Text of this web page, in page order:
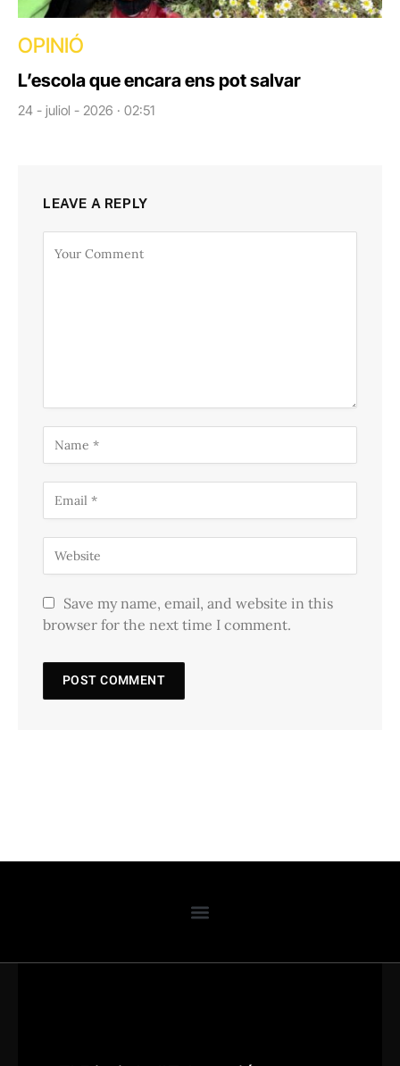
OPINIÓ
L’escola que encara ens pot salvar
24 - juliol - 2026 · 02:51
LEAVE A REPLY
Save my name, email, and website in this
browser for the next time I comment.